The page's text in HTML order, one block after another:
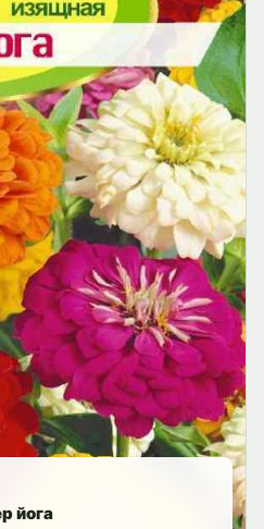
йога